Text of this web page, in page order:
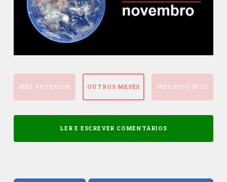
MÊS ANTERIOR OUTROS MESES MÊS SEGUINTE
LER E ESCREVER COMENTÁRIOS